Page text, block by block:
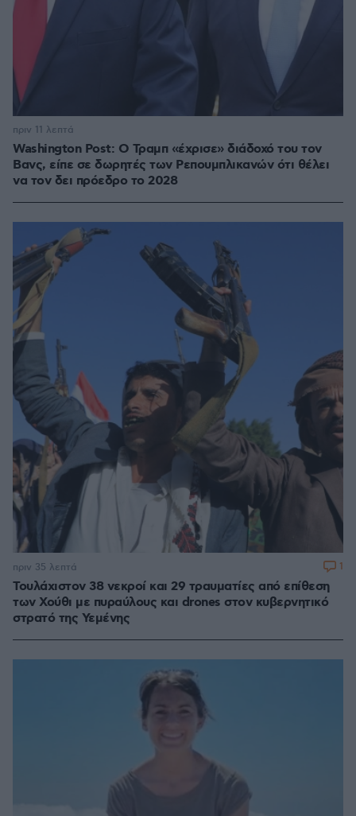
Washington Post: Ο Τραμπ «έχρισε» διάδοχό του τον
Βανς, είπε σε δωρητές των Ρεπουμπλικανών ότι θέλει
να τον δει πρόεδρο το 2028
πριν 11 λεπτά
Τουλάχιστον 38 νεκροί και 29 τραυματίες από επίθεση
των Χούθι με πυραύλους και drones στον κυβερνητικό
στρατό της Υεμένης
πριν 35 λεπτά 1